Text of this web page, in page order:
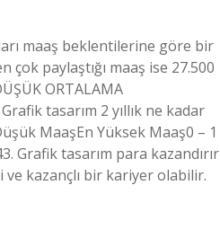
maaş beklentilerine göre bir
çok paylaştığı maaş ise 27.500
ORTALAMA
tasarım 2 yıllık ne kadar
MaaşEn Yüksek Maaş0 – 1
Grafik tasarım para kazandırır
ve kazançlı bir kariyer olabilir.